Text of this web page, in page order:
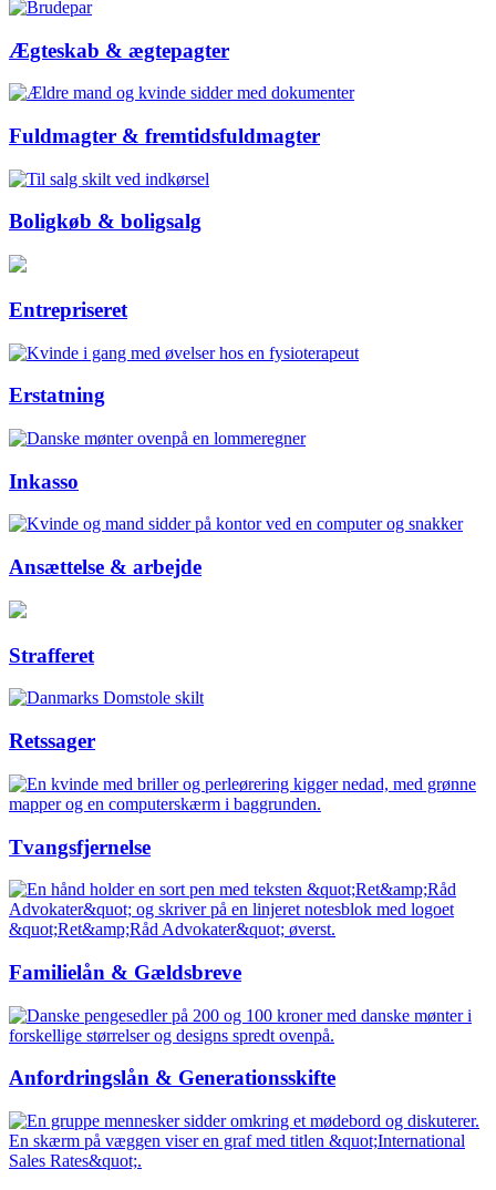
Ægteskab & ægtepagter
Fuldmagter & fremtidsfuldmagter
Boligkøb & boligsalg
Entrepriseret
Erstatning
Inkasso
Ansættelse & arbejde
Strafferet
Retssager
Tvangsfjernelse
Familielån & Gældsbreve
Anfordringslån & Generationsskifte